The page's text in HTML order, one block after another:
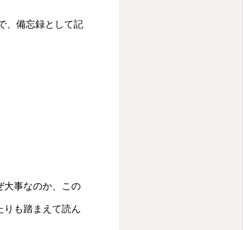
、備忘録として記
大事なのか、この
りも踏まえて読ん